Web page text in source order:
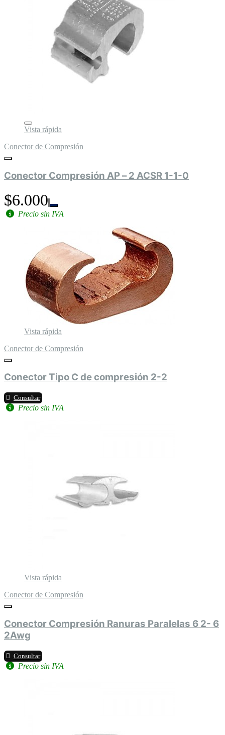
Vista rápida
Conector de Compresión
Conector Compresión AP – 2 ACSR 1-1-0
$6.000
Precio sin IVA
Vista rápida
Conector de Compresión
Conector Tipo C de compresión 2-2
Consultar
Precio sin IVA
Vista rápida
Conector de Compresión
Conector Compresión Ranuras Paralelas 6 2- 6
2Awg
Consultar
Precio sin IVA